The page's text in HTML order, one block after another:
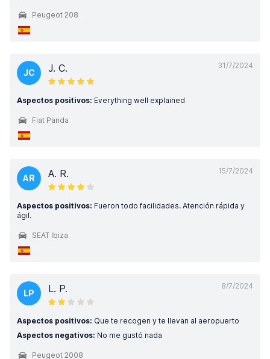
Peugeot 208
31/7/2024
JC J. C.
Aspectos positivos: Everything well explained
Fiat Panda
15/7/2024
AR A. R.
Aspectos positivos: Fueron todo facilidades. Atención rápida y
ágil.
SEAT Ibiza
8/7/2024
LP L. P.
Aspectos positivos: Que te recogen y te llevan al aeropuerto
Aspectos negativos: No me gustó nada
Peugeot 2008